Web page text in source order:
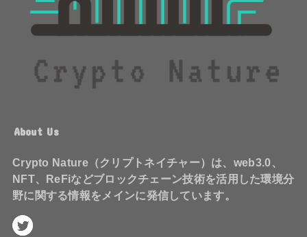
About Us
Crypto Nature（クリプトネイチャー）は、web3.0、
NFT、ReFiなどブロックチェーン技術を活用した環境分
野に関する情報をメインに発信しています。